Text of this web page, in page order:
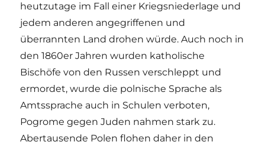
heutzutage im Fall einer Kriegsniederlage und
jedem anderen angegriffenen und
überrannten Land drohen würde. Auch noch in
den 1860er Jahren wurden katholische
Bischöfe von den Russen verschleppt und
ermordet, wurde die polnische Sprache als
Amtssprache auch in Schulen verboten,
Pogrome gegen Juden nahmen stark zu.
Abertausende Polen flohen daher in den